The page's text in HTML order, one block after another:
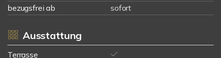
bezugsfrei ab
sofort
Ausstattung
Terrasse